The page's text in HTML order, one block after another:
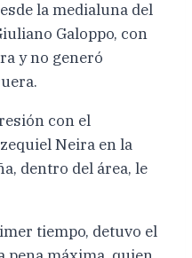
la medialuna del
Galoppo, con
y no generó
con el
Neira en la
dentro del área, le
tiempo, detuvo el